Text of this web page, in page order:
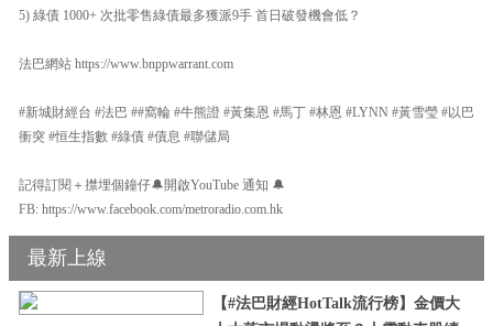
5) 綠債 1000+ 次批零售綠債最多獲派9手 首日破發機會低？
法巴網站 https://www.bnppwarrant.com
#新城財經台 #法巴 ##窩輪 #牛熊證 #黃集恩 #馬丁 #林恩 #LYNN #黃雪瑩 #以巴
衝突 #恒生指數 #綠債 #債息 #聯儲局
記得訂閱＋㩒埋個鐘仔🔔開啟YouTube 通知 🔔
FB: https://www.facebook.com/metroradio.com.hk
最新上線
【#法巴財經HotTalk流行榜】金價大